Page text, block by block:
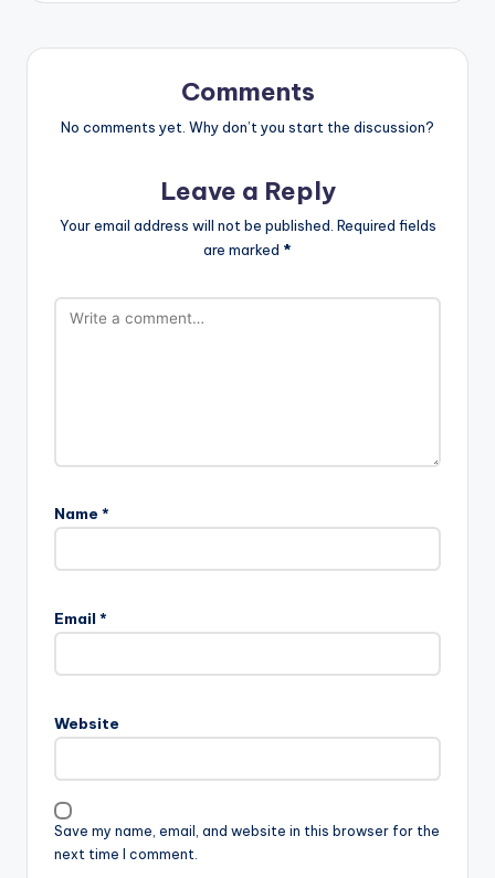
Comments
No comments yet. Why don’t you start the discussion?
Leave a Reply
Your email address will not be published. Required fields
are marked *
Name *
Email *
Website
Save my name, email, and website in this browser for the
next time I comment.